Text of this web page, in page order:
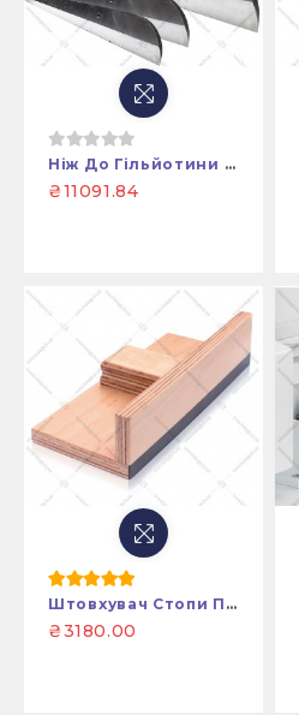
Ніж До Гільйотини EBA 4705,EBA 4815,EBA 4850,EBA 4860
₴11091.84
Штовхувач Стопи Паперу До EBA 4700 – 7260
₴3180.00